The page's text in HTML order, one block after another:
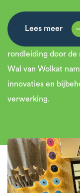
Lees meer
rondleiding door de
Wal van Wolkat
innovaties en
verwerking.